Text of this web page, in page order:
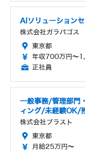
AIソリューション
株式会社ガラパゴス
東京都
年収700万円～
正社員
一般事務/管理部門
ィング/未経験OK/
株式会社ブラスト
東京都
月給25万円～